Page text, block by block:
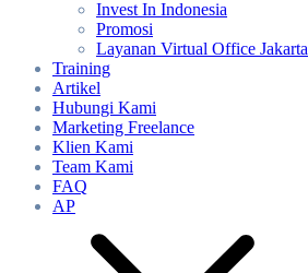
Invest In Indonesia
Promosi
Layanan Virtual Office Jakarta
Training
Artikel
Hubungi Kami
Marketing Freelance
Klien Kami
Team Kami
FAQ
AP